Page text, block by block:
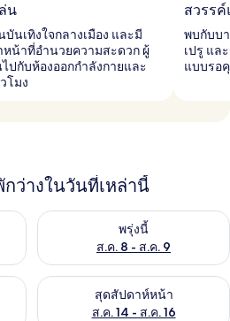
น
นเทิงใจกลางเมือง และมี
น้าที่อำนวยความสะดวก ผู้
ปกับห้องออกกำลังกายและ
โมง
สวรร
พบกับบ
เปรู แล
แบบรอ
ว่างในวันที่เหล่านี้
นคืนนี้ ส.ค. 7 - ส.ค. 8พรุ่งนี้
ส.ค. 8 - ส.ค. 9
ตรวจสอบจำนวนห้องพักว่างใน
สุดสัปดาห์นี้ ส.ค. 7 - ส.ค. 9
สุดสัปดาห์หน้า
ส.ค. 14 - ส.ค. 16
ตรวจสอบจำนวนห้องพักว่างใน